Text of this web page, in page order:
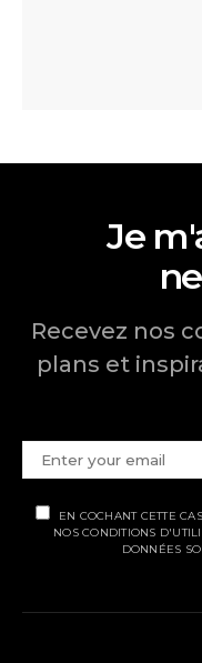
Je
Recevez nos
plans et
EN COCHANT CETTE
NOS CONDITIONS
DONNÉES